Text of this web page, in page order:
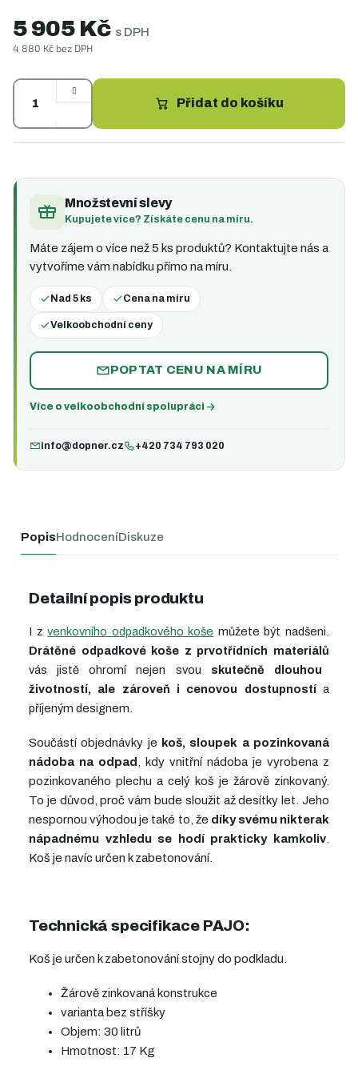
5 905 Kč s DPH
4 880 Kč bez DPH
cena:
Přidat do košíku
Množstevní slevy
Kupujete více? Získáte cenu na míru.
Máte zájem o více než 5 ks produktů? Kontaktujte nás a
vytvoříme vám nabídku přímo na míru.
Nad 5 ks Cena na míru
Velkoobchodní ceny
POPTAT CENU NA MÍRU
Více o velkoobchodní spolupráci
info@dopner.cz +420 734 793 020
PopisHodnoceníDiskuze
Detailní popis produktu
I zvenkovního odpadkového koše můžete být nadšeni.
Drátěné odpadkové koše z prvotřídních materiálů
vás jistě ohromí nejen svou skutečně dlouhou
životností, ale zároveň i cenovou dostupnostía
příjeným designem.
Součástí objednávky je koš, sloupek a pozinkovaná
nádoba na odpad
, kdy vnitřní nádoba je vyrobena z
pozinkovaného plechu a celý koš je žárově zinkovaný.
To je důvod, proč vám bude sloužit až desítky let. Jeho
nespornou výhodou je také to, že díky svému nikterak
nápadnému vzhledu se hodí prakticky kamkoliv
Koš je navíc určen k zabetonování.
Technická specifikace PAJO:
Koš je určen k zabetonování stojny do podkladu.
Žárově zinkovaná konstrukce
varianta bez stříšky
Objem: 30 litrů
Hmotnost: 17 Kg